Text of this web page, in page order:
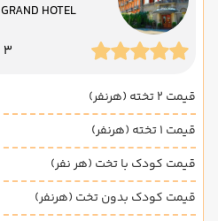
GRAND HOTEL
3 شب
قیمت 2 تخته (هرنفر)
قیمت 1 تخته (هرنفر)
قیمت کودک با تخت (هر نفر)
قیمت کودک بدون تخت (هرنفر)